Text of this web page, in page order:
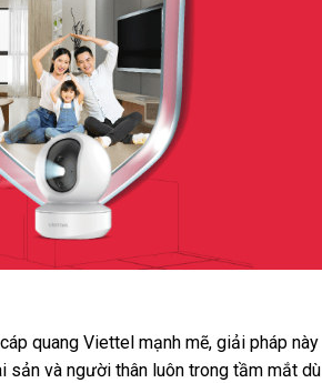
quang Viettel mạnh mẽ, giải pháp này
sản và người thân luôn trong tầm mắt dù